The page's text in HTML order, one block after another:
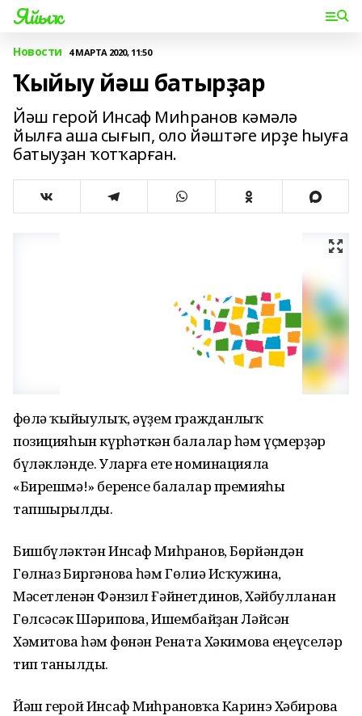
Яйыҡ
Новости 4 МАРТА 2020, 11:50
Ҡыйыу йәш батырҙар
Йәш герой Инсаф Миһранов кәмәлә
йылға аша сығып, оло йәштәге ирҙе һыуға
батыуҙан ҡотҡарған.
Өфөлә ҡыйыулыҡ, әүҙем гражданлыҡ
позицияһын күрһәткән балалар һәм үҫмерҙәр
бүләкләнде. Уларға ете номинацияла
«Бирешмә!» беренсе балалар премияһы
тапшырылды.
Бишбүләктән Инсаф Миһранов, Бөрйәндән
Гөлназ Биргәнова һәм Гөлиә Исҡужина,
Мәсетленән Фәнзил Ғәйнетдинов, Хәйбулланан
Гөлсәсәк Шәрипова, Ишембайҙан Ләйсән
Хәмитова һәм Өфөнән Рената Хәкимова еңеүселәр
тип танылды.
Йәш герой Инсаф Миһрановҡа Каринэ Хәбирова